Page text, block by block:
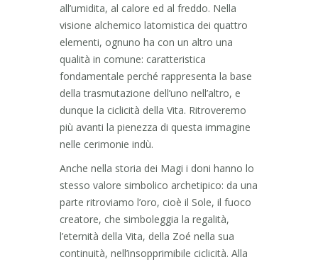
all’umidita, al calore ed al freddo. Nella
visione alchemico latomistica dei quattro
elementi, ognuno ha con un altro una
qualità in comune: caratteristica
fondamentale perché rappresenta la base
della trasmutazione dell’uno nell’altro, e
dunque la ciclicità della Vita. Ritroveremo
più avanti la pienezza di questa immagine
nelle cerimonie indù.
Anche nella storia dei Magi i doni hanno lo
stesso valore simbolico archetipico: da una
parte ritroviamo l’oro, cioè il Sole, il fuoco
creatore, che simboleggia la regalità,
l’eternità della Vita, della Zoé nella sua
continuità, nell’insopprimibile ciclicità. Alla